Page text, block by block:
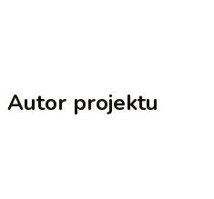
Autor projektu